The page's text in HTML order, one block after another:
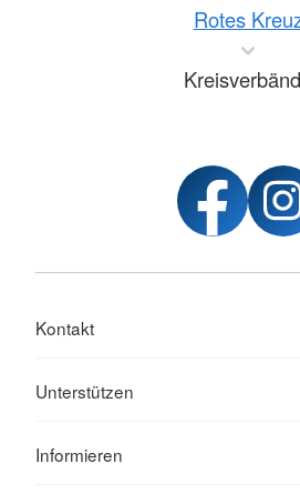
Rotes
Kontakt
Unterstützen
Informieren